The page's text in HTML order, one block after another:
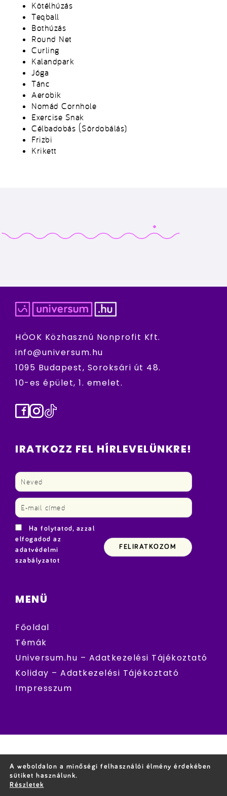
Kötélhúzás
Teqball
Bothúzás
Round Net
Curling
Kalandpark
Jóga
Tánc
Aerobik
Nomád Cornhole
Exercise Snak
Célbadobás (Sördobálás)
Frizbi
Krikett
HÖOK Közhasznú Nonprofit Kft.
info@universum.hu
1095 Budapest, Soroksári út 48.
10-es épület, 1. emelet.
Facebook
Instagram
TikTok
IRATKOZZ FEL HÍRLEVELÜNKRE!
Ha folytatod, azzal
elfogadod az
adatvédelmi
szabályzatot
MENÜ
Főoldal
Témák
Universum.hu – Adatkezelési Tájékoztató
Koliday – Adatkezelési Tájékoztató
Impresszum
A weboldalon a minőségi felhasználói élmény érdekében
sütiket használunk.
Részletek